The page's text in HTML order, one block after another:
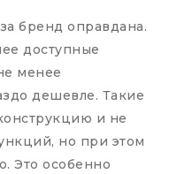
бренд оправдана.
доступные
менее
дешевле. Такие
и не
но при этом
Это особенно